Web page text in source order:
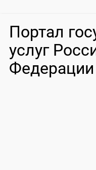
Портал
услуг
Федерации